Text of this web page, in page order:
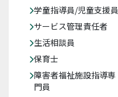
学童指導員/児童支援員
サービス管理責任者
生活相談員
保育士
障害者福祉施設指導専
門員